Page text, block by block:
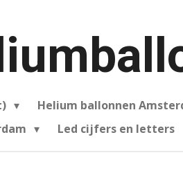
Helium ballonnen
Led cijfers en letters